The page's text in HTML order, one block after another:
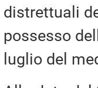
distrettuali
possesso
luglio del